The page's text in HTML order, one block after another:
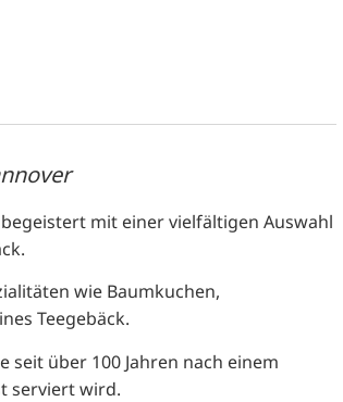
mit einer vielfältigen Auswahl
wie Baumkuchen,
Teegebäck.
seit über 100 Jahren nach einem
serviert wird.